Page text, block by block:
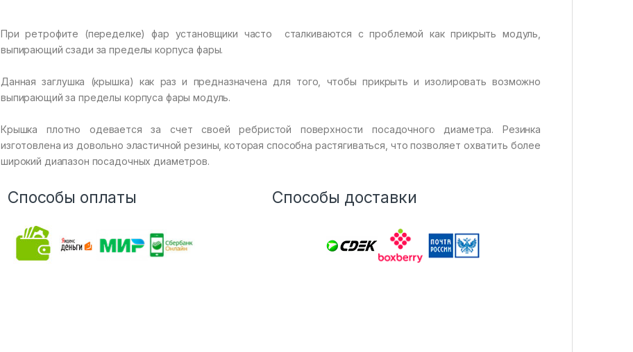
При ретрофите (переделке) фар установщики часто сталкиваются с проблемой как прикрыть модуль,
выпирающий сзади за пределы корпуса фары.
Данная заглушка (крышка) как раз и предназначена для того, чтобы прикрыть и изолировать возможно
выпирающий за пределы корпуса фары модуль.
Крышка плотно одевается за счет своей ребристой поверхности посадочного диаметра. Резинка
изготовлена из довольно эластичной резины, которая способна растягиваться, что позволяет охватить более
широкий диапазон посадочных диаметров.
Способы оплаты Способы доставки